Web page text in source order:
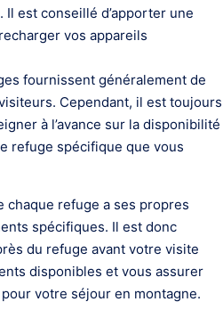
est conseillé d’apporter une
vos appareils
fournissent généralement de
Cependant, il est toujours
à l’avance sur la disponibilité
refuge spécifique que vous
chaque refuge a ses propres
spécifiques. Il est donc
du refuge avant votre visite
disponibles et vous assurer
votre séjour en montagne.